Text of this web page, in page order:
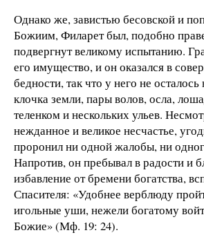
Однако же, завистью бесовской и
Божиим, Филарет был, подобно
подвергнут великому испытанию.
его имущество, и он оказался в
бедности, так что у него не
клочка земли, пары волов, осла,
теленком и нескольких ульев.
нежданное и великое несчастье,
проронил ни одной жалобы, ни
Напротив, он пребывал в радости и
избавление от бремени богатства,
Спасителя: «Удобнее верблюду
игольные уши, нежели богатому
Божие» (Мф. 19: 24).